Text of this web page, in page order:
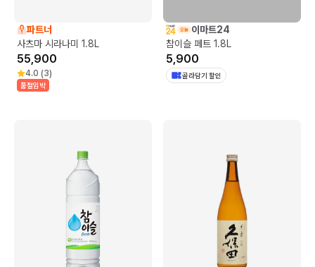
파트너
사츠마 시라나미 1.8L
55,900
4.0 (3)
품절임박
이마트24
참이슬 페트 1.8L
5,900
골라담기 할인